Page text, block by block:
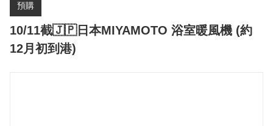
預購
10/11截🇯🇵日本MIYAMOTO 浴室暖風機 (約
12月初到港)